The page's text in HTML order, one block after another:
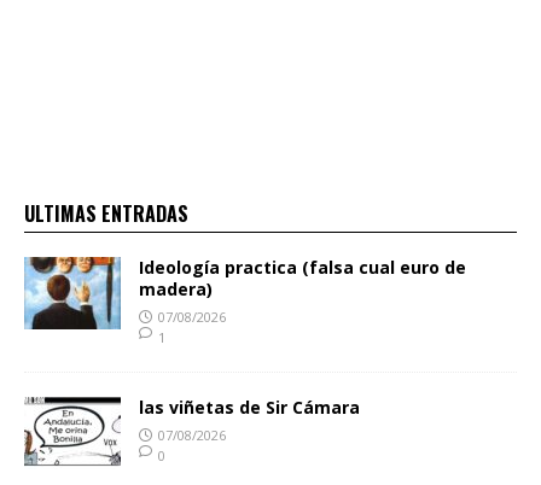
ULTIMAS ENTRADAS
Ideología practica (falsa cual euro de
madera)
07/08/2026
1
las viñetas de Sir Cámara
07/08/2026
0